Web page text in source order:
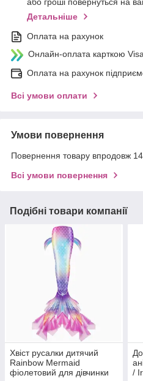
або гроші повернуться на
Детальніше
Оплата на рахунок
Онлайн-оплата карткою
Оплата на рахунок
Всі умови оплати
Умови повернення
Повернення товару впродовж 14
Всі умови повернення
Подібні товари компанії
Хвіст русалки дитячий
Rainbow Mermaid
фіолетовий для дівчинки
/